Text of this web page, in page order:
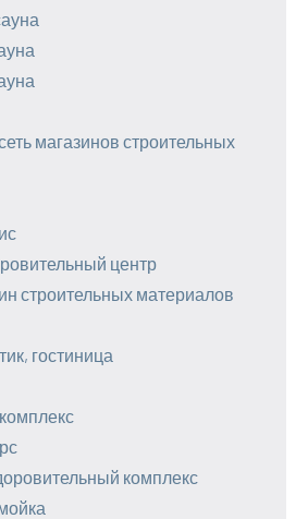
магазинов строительных
центр
строительных материалов
гостиница
комплекс